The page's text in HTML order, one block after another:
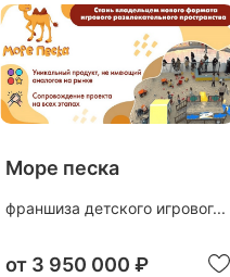
Море песка
франшиза детского игровог...
от 3 950 000 ₽